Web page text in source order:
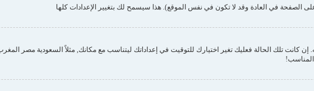
الصفحة في العادة وقد لا تكون في نفس الموقع). هذا سيسمح لك بتغيير الإعدادات كلها
تلك الحالة فعليك تغير اختيارك للتوقيت في إعداداتك ليتناسب مع مكانك, مثلاً السعودية مصر المغرب